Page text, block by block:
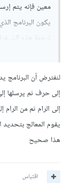
معين فإنه يتم
يكون البرنامج
ترجمة هذه
ستجد البرامج
تشاهد برامج لا
تجعلها تقبل العربية.
لنفترض أن البرنامج
إلى حرف ثم يرسلها
إلى الرام ثم من الرام
يقوم المعالج
هذا صحيح
اقتباس